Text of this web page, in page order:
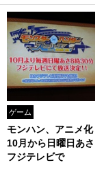
ゲーム
モンハン、アニメ化
10月から日曜日あさ
フジテレビで